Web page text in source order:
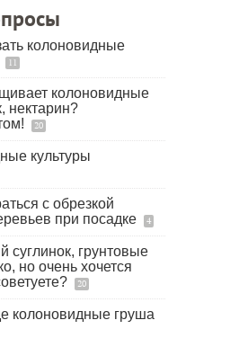
колоновидные
11
колоновидные
нектарин?
20
культуры
с обрезкой
при посадке
4
грунтовые
но очень хочется
20
колоновидные груша